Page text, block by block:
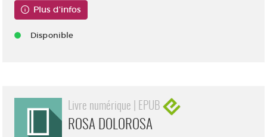
Plus d'infos
Disponible
Livre numérique | EPUB
ROSA DOLOROSA